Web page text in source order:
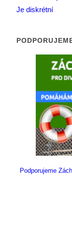
Je diskrétní
Podporujeme